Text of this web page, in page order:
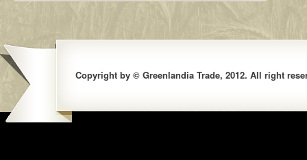
Copyright by © Greenlandia Trade, 2012. All right